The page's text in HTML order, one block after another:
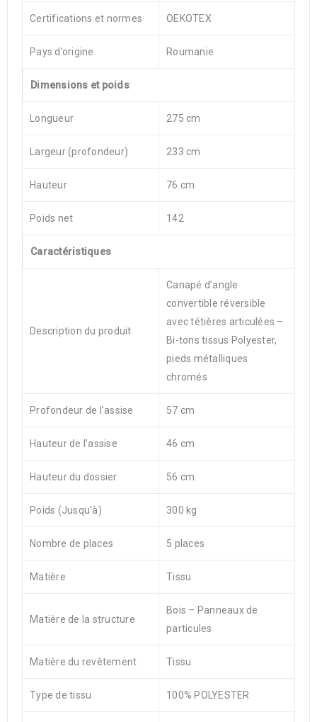
Certifications et normes OEKOTEX
Pays d’origine Roumanie
Dimensions et poids
Longueur 275 cm
Largeur (profondeur) 233 cm
Hauteur 76 cm
Poids net 142
Caractéristiques
Description du produit
Canapé d’angle
convertible réversible
avec tétières articulées –
Bi-tons tissus Polyester,
pieds métalliques
chromés
Profondeur de l’assise 57 cm
Hauteur de l’assise 46 cm
Hauteur du dossier 56 cm
Poids (Jusqu’à) 300 kg
Nombre de places 5 places
Matière Tissu
Matière de la structure
Bois – Panneaux de
particules
Matière du revêtement Tissu
Type de tissu 100% POLYESTER